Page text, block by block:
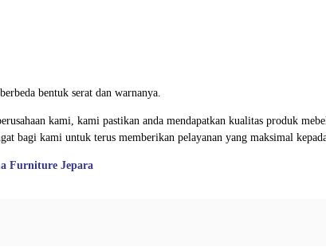
bentuk serat dan warnanya.
kami, kami pastikan anda mendapatkan kualitas produk
bagi kami untuk terus memberikan pelayanan yang maksimal
Furniture Jepara